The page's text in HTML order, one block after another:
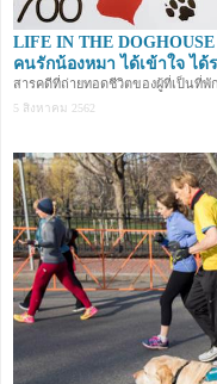
LIFE IN THE
คนรักน้องหมา ได้เข้าใจ ได้
สารคดีที่ถ่ายทอดชีวิตของผู้ที่เป็นที่พั
5 สิงหาคม 2562